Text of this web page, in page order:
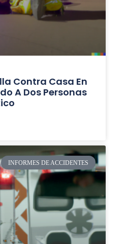
Contra Casa En
A Dos Personas
INFORMES DE ACCIDENTES